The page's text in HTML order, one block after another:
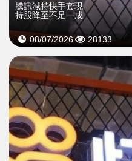
騰訊減持快手套現
持股降至不足一成
08/07/2026 28133